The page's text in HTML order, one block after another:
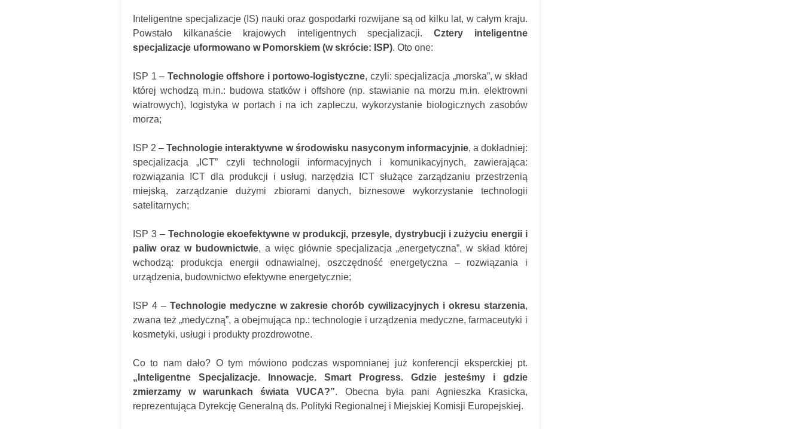
Inteligentne specjalizacje (IS) nauki oraz gospodarki rozwijane są od kilku lat, w całym kraju.
Powstało kilkanaście krajowych inteligentnych specjalizacji.Cztery inteligentne
specjalizacje uformowano w Pomorskiem (w skrócie: ISP). Oto one:
ISP 1 – Technologie offshore i portowo-logistyczne, czyli: specjalizacja „morska”, w skład
której wchodzą m.in.: budowa statków i offshore (np. stawianie na morzu m.in. elektrowni
wiatrowych), logistyka w portach i na ich zapleczu, wykorzystanie biologicznych zasobów
morza;
ISP 2 –Technologie interaktywne w środowisku nasyconym informacyjnie, a dokładniej:
specjalizacja „ICT” czyli technologii informacyjnych i komunikacyjnych, zawierająca:
rozwiązania ICT dla produkcji i usług, narzędzia ICT służące zarządzaniu przestrzenią
miejską, zarządzanie dużymi zbiorami danych, biznesowe wykorzystanie technologii
satelitarnych;
ISP 3 – Technologie ekoefektywne w produkcji, przesyle, dystrybucji i zużyciu energii i
paliw oraz w budownictwie, a więc głównie specjalizacja „energetyczna”, w skład której
wchodzą: produkcja energii odnawialnej, oszczędność energetyczna – rozwiązania i
urządzenia, budownictwo efektywne energetycznie;
ISP 4 – Technologie medyczne w zakresie chorób cywilizacyjnych i okresu starzenia,
zwana też „medyczną”, a obejmująca np.: technologie i urządzenia medyczne, farmaceutyki i
kosmetyki, usługi i produkty prozdrowotne.
Co to nam dało? O tym mówiono podczas wspomnianej już konferencji eksperckiej pt.
„Inteligentne Specjalizacje. Innowacje. Smart Progress. Gdzie jesteśmy i gdzie
zmierzamy w warunkach świata VUCA?”. Obecna była pani Agnieszka Krasicka,
reprezentująca Dyrekcję Generalną ds. Polityki Regionalnej i Miejskiej Komisji Europejskiej.